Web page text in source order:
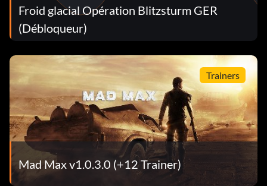
Froid glacial Opération Blitzsturm GER
(Débloqueur)
Trainers
Mad Max v1.0.3.0 (+12 Trainer)